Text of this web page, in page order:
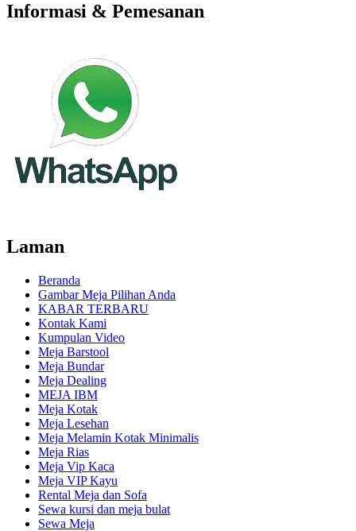
Informasi & Pemesanan
Laman
Beranda
Gambar Meja Pilihan Anda
KABAR TERBARU
Kontak Kami
Kumpulan Video
Meja Barstool
Meja Bundar
Meja Dealing
MEJA IBM
Meja Kotak
Meja Lesehan
Meja Melamin Kotak Minimalis
Meja Rias
Meja Vip Kaca
Meja VIP Kayu
Rental Meja dan Sofa
Sewa kursi dan meja bulat
Sewa Meja